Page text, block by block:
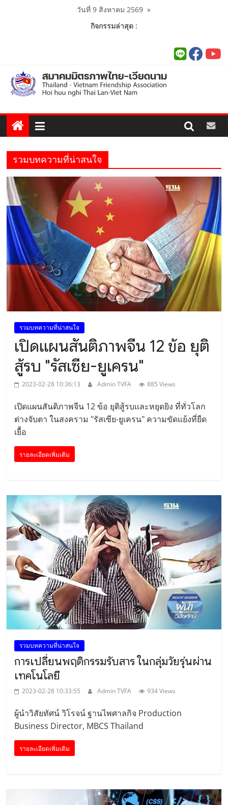
วันที่ 9 สิงหาคม 2569»
กิจกรรมล่าสุด :
รวมบทความที่น่าสนใจ
รวมบทความที่น่าสนใจ
เปิดแผนสันติภาพจีน 12 ข้อ ยุติ
สู้รบ "รัสเซีย-ยูเครน"
2023-02-28 10:36:13 Admin TVFA 885 Views
เปิดแผนสันติภาพจีน 12 ข้อ ยุติสู้รบเเละหยุดยิง ที่ทั่วโลก
ต่างจับตา ในสงคราม "รัสเซีย-ยูเครน" ความขัดแย้งที่ยืด
เยื้อ
รายละเอียดเพิ่มเติม
รวมบทความที่น่าสนใจ
การเปลี่ยนพฤติกรรมรับสาร ในกลุ่มวัยรุ่นผ่าน
เทคโนโลยี
2023-02-28 10:33:55 Admin TVFA 934 Views
ผู้นำวิสัยทัศน์ วิโรจน์ ฐานไพศาลกิจ Production
Business Director, MBCS Thailand
รายละเอียดเพิ่มเติม